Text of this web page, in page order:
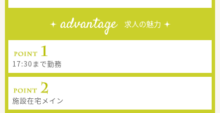
advantage 求人の魅力
17:30まで勤務
施設在宅メイン